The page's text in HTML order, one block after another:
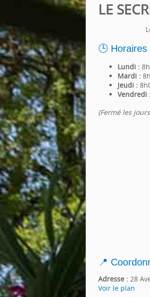
LE
🕒 Horaires
Lundi :
Mardi :
Jeudi :
Vendredi :
(Fermé les
📍
Adresse : 28
Voir le plan